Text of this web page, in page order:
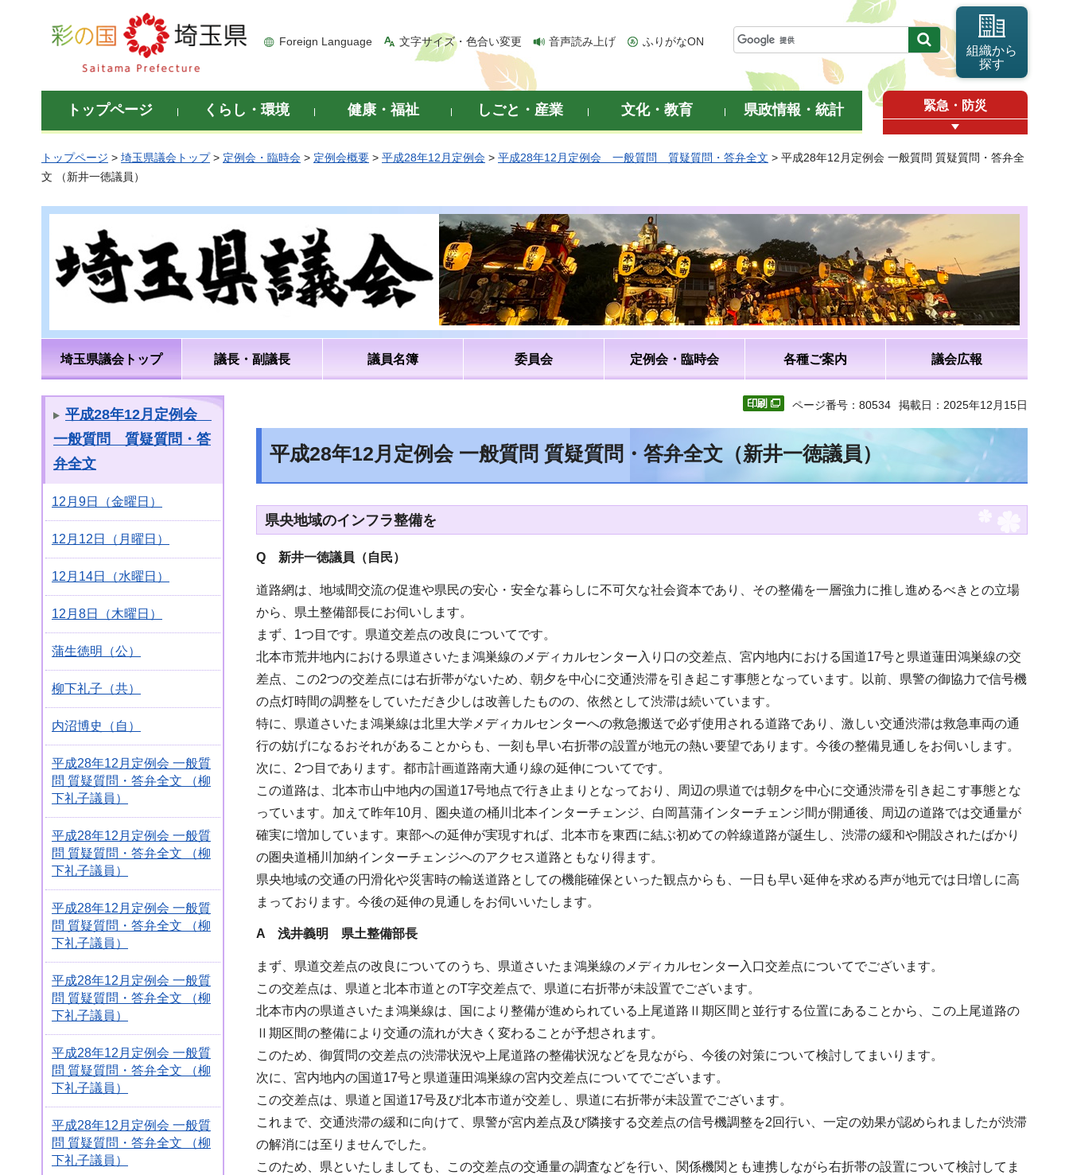
彩の国 埼玉県
Foreign Language 文字サイズ・色合い変更 音声読み上げ ふりがなON
組織から
探す
トップページ くらし・環境 健康・福祉 しごと・産業 文化・教育 県政情報・統計 緊急・防災
トップページ > 埼玉県議会トップ> 定例会・臨時会 > 定例会概要 > 平成28年12月定例会 > 平成28年12月定例会 一般質問 質疑質問・答弁全文 > 平成28年12月定例会 一般質問 質疑質問・答弁全
文 （新井一徳議員）
埼玉県議会トップ 議長・副議長 議員名簿 委員会 定例会・臨時会 各種ご案内 議会広報
平成28年12月定例会
一般質問 質疑質問・答
弁全文
12月9日（金曜日）
12月12日（月曜日）
12月14日（水曜日）
12月8日（木曜日）
蒲生徳明（公）
柳下礼子（共）
内沼博史（自）
平成28年12月定例会 一般質
問 質疑質問・答弁全文 （柳
下礼子議員）
平成28年12月定例会 一般質
問 質疑質問・答弁全文 （柳
下礼子議員）
平成28年12月定例会 一般質
問 質疑質問・答弁全文 （柳
下礼子議員）
平成28年12月定例会 一般質
問 質疑質問・答弁全文 （柳
下礼子議員）
平成28年12月定例会 一般質
問 質疑質問・答弁全文 （柳
下礼子議員）
平成28年12月定例会 一般質
問 質疑質問・答弁全文 （柳
下礼子議員）
ページ番号：80534 掲載日：2025年12月15日
平成28年12月定例会 一般質問 質疑質問・答弁全文（新井一徳議員）
県央地域のインフラ整備を
Q 新井一徳議員（自民）
道路網は、地域間交流の促進や県民の安心・安全な暮らしに不可欠な社会資本であり、その整備を一層強力に推し進めるべきとの立場
から、県土整備部長にお伺いします。
まず、1つ目です。県道交差点の改良についてです。
北本市荒井地内における県道さいたま鴻巣線のメディカルセンター入り口の交差点、宮内地内における国道17号と県道蓮田鴻巣線の交
差点、この2つの交差点には右折帯がないため、朝夕を中心に交通渋滞を引き起こす事態となっています。以前、県警の御協力で信号機
の点灯時間の調整をしていただき少しは改善したものの、依然として渋滞は続いています。
特に、県道さいたま鴻巣線は北里大学メディカルセンターへの救急搬送で必ず使用される道路であり、激しい交通渋滞は救急車両の通
行の妨げになるおそれがあることからも、一刻も早い右折帯の設置が地元の熱い要望であります。今後の整備見通しをお伺いします。
次に、2つ目であります。都市計画道路南大通り線の延伸についてです。
この道路は、北本市山中地内の国道17号地点で行き止まりとなっており、周辺の県道では朝夕を中心に交通渋滞を引き起こす事態とな
っています。加えて昨年10月、圏央道の桶川北本インターチェンジ、白岡菖蒲インターチェンジ間が開通後、周辺の道路では交通量が
確実に増加しています。東部への延伸が実現すれば、北本市を東西に結ぶ初めての幹線道路が誕生し、渋滞の緩和や開設されたばかり
の圏央道桶川加納インターチェンジへのアクセス道路ともなり得ます。
県央地域の交通の円滑化や災害時の輸送道路としての機能確保といった観点からも、一日も早い延伸を求める声が地元では日増しに高
まっております。今後の延伸の見通しをお伺いいたします。
A 浅井義明 県土整備部長
まず、県道交差点の改良についてのうち、県道さいたま鴻巣線のメディカルセンター入口交差点についてでございます。
この交差点は、県道と北本市道とのT字交差点で、県道に右折帯が未設置でございます。
北本市内の県道さいたま鴻巣線は、国により整備が進められている上尾道路Ⅱ期区間と並行する位置にあることから、この上尾道路の
Ⅱ期区間の整備により交通の流れが大きく変わることが予想されます。
このため、御質問の交差点の渋滞状況や上尾道路の整備状況などを見ながら、今後の対策について検討してまいります。
次に、宮内地内の国道17号と県道蓮田鴻巣線の宮内交差点についてでございます。
この交差点は、県道と国道17号及び北本市道が交差し、県道に右折帯が未設置でございます。
これまで、交通渋滞の緩和に向けて、県警が宮内差点及び隣接する交差点の信号機調整を2回行い、一定の効果が認められましたが渋滞
の解消には至りませんでした。
このため、県といたしましても、この交差点の交通量の調査などを行い、関係機関とも連携しながら右折帯の設置について検討してま